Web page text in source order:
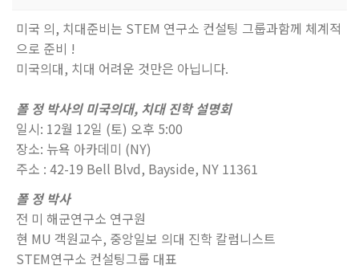
미국 의, 치대준비는 STEM 연구소 컨설팅 그룹과함께 체계적
으로 준비 !
미국의대, 치대 어려운 것만은 아닙니다.
폴 정 박사의 미국의대, 치대 진학 설명회
일시: 12월 12일 (토) 오후 5:00
장소: 뉴욕 아카데미 (NY)
주소 : 42-19 Bell Blvd, Bayside, NY 11361
폴 정 박사
전 미 해군연구소 연구원
현 MU 객원교수, 중앙일보 의대 진학 칼럼니스트
STEM연구소 컨설팅그룹 대표